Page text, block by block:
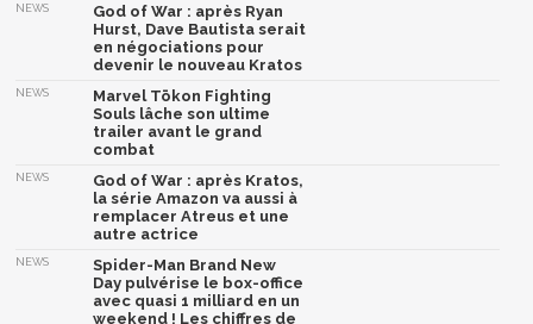
NEWS
God of War : après Ryan
Hurst, Dave Bautista serait
en négociations pour
devenir le nouveau Kratos
NEWS
Marvel Tōkon Fighting
Souls lâche son ultime
trailer avant le grand
combat
NEWS
God of War : après Kratos,
la série Amazon va aussi à
remplacer Atreus et une
autre actrice
NEWS
Spider-Man Brand New
Day pulvérise le box-office
avec quasi 1 milliard en un
weekend ! Les chiffres de